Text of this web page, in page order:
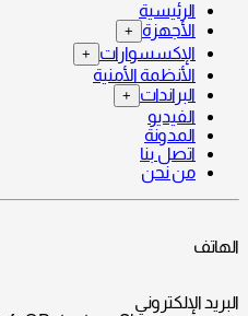
الرئيسية
الأجهزة +
الإكسسوارات +
الأنظمة الأمنية
البراندات
+
الفيديو
المدونة
اتصل بنا
من نحن
الهاتف
البريد الإلكتروني